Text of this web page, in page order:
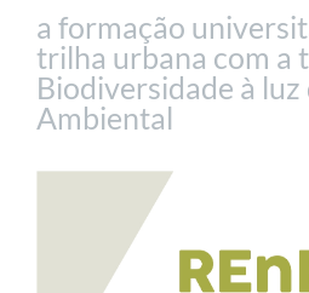
a formação
trilha urbana com a
Biodiversidade à luz
Ambiental
lateral